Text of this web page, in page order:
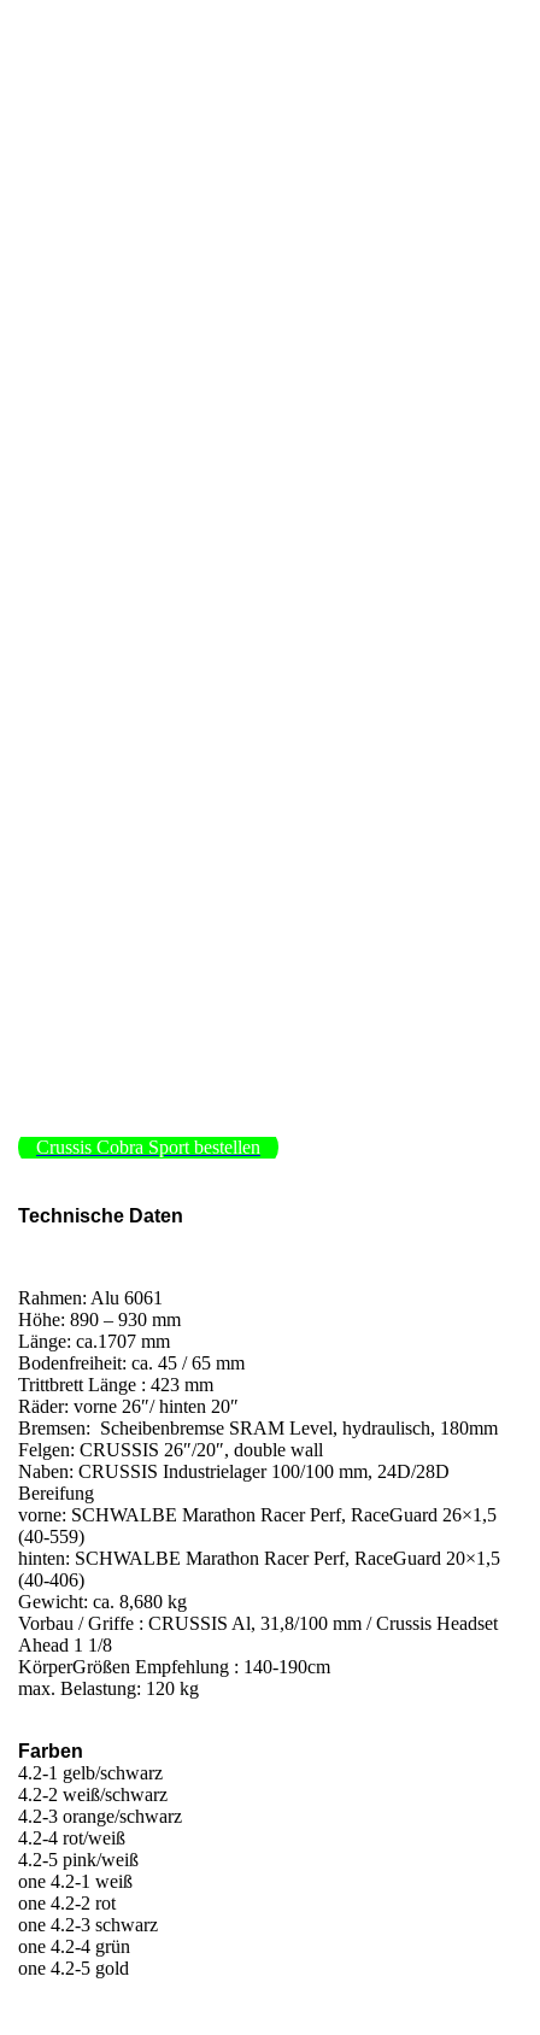
Crussis Cobra Sport bestellen
Technische Daten
Rahmen: Alu 6061
Höhe: 890 – 930 mm
Länge: ca.1707 mm
Bodenfreiheit: ca. 45 / 65 mm
Trittbrett Länge : 423 mm
Räder: vorne 26″/ hinten 20″
Bremsen: Scheibenbremse SRAM Level, hydraulisch, 180mm
Felgen: CRUSSIS 26″/20″, double wall
Naben: CRUSSIS Industrielager 100/100 mm, 24D/28D
Bereifung
vorne: SCHWALBE Marathon Racer Perf, RaceGuard 26×1,5
(40-559)
hinten: SCHWALBE Marathon Racer Perf, RaceGuard 20×1,5
(40-406)
Gewicht: ca. 8,680 kg
Vorbau / Griffe : CRUSSIS Al, 31,8/100 mm / Crussis Headset
Ahead 1 1/8
KörperGrößen Empfehlung : 140-190cm
max. Belastung: 120 kg
Farben
4.2-1 gelb/schwarz
4.2-2 weiß/schwarz
4.2-3 orange/schwarz
4.2-4 rot/weiß
4.2-5 pink/weiß
one 4.2-1 weiß
one 4.2-2 rot
one 4.2-3 schwarz
one 4.2-4 grün
one 4.2-5 gold